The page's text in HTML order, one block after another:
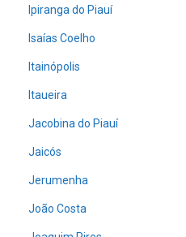
Ipiranga do Piauí
Isaías Coelho
Itainópolis
Itaueira
Jacobina do Piauí
Jaicós
Jerumenha
João Costa